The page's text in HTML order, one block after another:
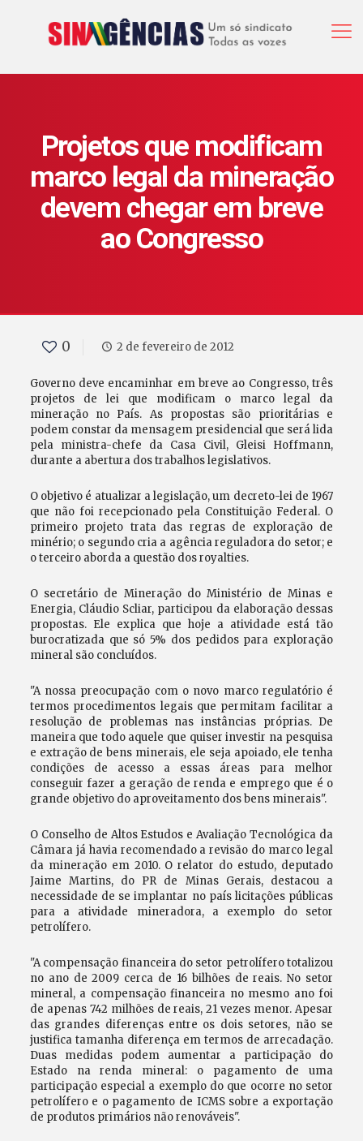
Projetos que modificam
marco legal da mineração
devem chegar em breve
ao Congresso
0 2 de fevereiro de 2012
Governo deve encaminhar em breve ao Congresso, três
projetos de lei que modificam o marco legal da
mineração no País. As propostas são prioritárias e
podem constar da mensagem presidencial que será lida
pela ministra-chefe da Casa Civil, Gleisi Hoffmann,
durante a abertura dos trabalhos legislativos.
O objetivo é atualizar a legislação, um decreto-lei de 1967
que não foi recepcionado pela Constituição Federal. O
primeiro projeto trata das regras de exploração de
minério; o segundo cria a agência reguladora do setor; e
o terceiro aborda a questão dos royalties.
O secretário de Mineração do Ministério de Minas e
Energia, Cláudio Scliar, participou da elaboração dessas
propostas. Ele explica que hoje a atividade está tão
burocratizada que só 5% dos pedidos para exploração
mineral são concluídos.
"A nossa preocupação com o novo marco regulatório é
termos procedimentos legais que permitam facilitar a
resolução de problemas nas instâncias próprias. De
maneira que todo aquele que quiser investir na pesquisa
e extração de bens minerais, ele seja apoiado, ele tenha
condições de acesso a essas áreas para melhor
conseguir fazer a geração de renda e emprego que é o
grande objetivo do aproveitamento dos bens minerais".
O Conselho de Altos Estudos e Avaliação Tecnológica da
Câmara já havia recomendado a revisão do marco legal
da mineração em 2010. O relator do estudo, deputado
Jaime Martins, do PR de Minas Gerais, destacou a
necessidade de se implantar no país licitações públicas
para a atividade mineradora, a exemplo do setor
petrolífero.
"A compensação financeira do setor petrolífero totalizou
no ano de 2009 cerca de 16 bilhões de reais. No setor
mineral, a compensação financeira no mesmo ano foi
de apenas 742 milhões de reais, 21 vezes menor. Apesar
das grandes diferenças entre os dois setores, não se
justifica tamanha diferença em termos de arrecadação.
Duas medidas podem aumentar a participação do
Estado na renda mineral: o pagamento de uma
participação especial a exemplo do que ocorre no setor
petrolífero e o pagamento de ICMS sobre a exportação
de produtos primários não renováveis".